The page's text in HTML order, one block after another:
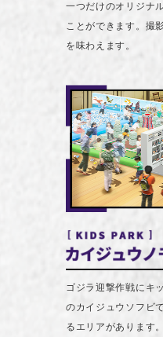
一つだけのオリジナ
ことができます。撮
を味わえます。
ゴジラ迎撃作戦にキ
のカイジュウソフビ
るエリアがあります。